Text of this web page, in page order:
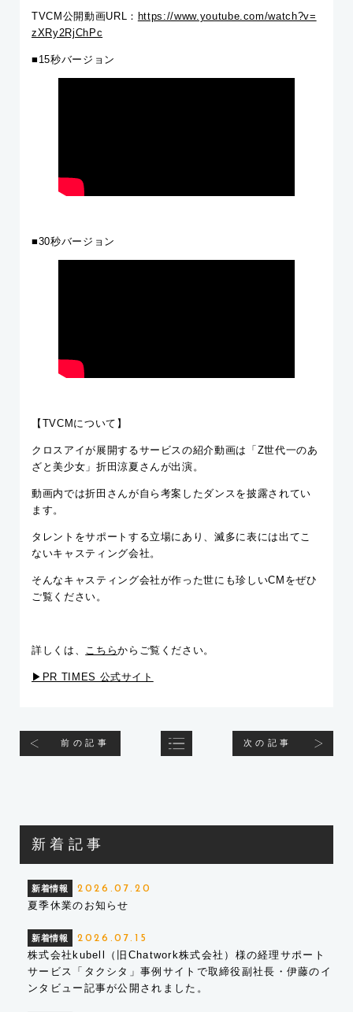
TVCM公開動画URL： https://www.youtube.com/watch?v=
zXRy2RjChPc
■15秒バージョン
■30秒バージョン
【TVCMについて】
クロスアイが展開するサービスの紹介動画は「Z世代一のあ
ざと美少女」折田涼夏さんが出演。
動画内では折田さんが自ら考案したダンスを披露されてい
ます。
タレントをサポートする立場にあり、滅多に表には出てこ
ないキャスティング会社。
そんなキャスティング会社が作った世にも珍しいCMをぜひ
ご覧ください。
詳しくは、 こちらからご覧ください。
▶︎PR TIMES 公式サイト
前の記事 次の記事
新着記事
新着情報 2026.07.20
夏季休業のお知らせ
新着情報 2026.07.15
株式会社kubell（旧Chatwork株式会社）様の経理サポート
サービス「タクシタ」事例サイトで取締役副社長・伊藤のイ
ンタビュー記事が公開されました。